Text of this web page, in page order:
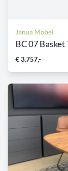
Janua Möbel
BC 07
€ 3.757,-